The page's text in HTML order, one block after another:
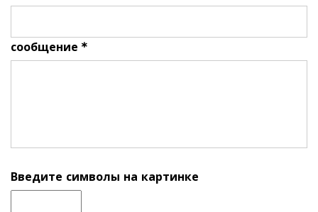
сообщение *
Введите символы на картинке